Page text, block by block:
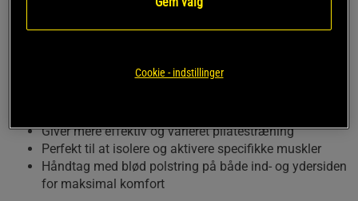
Med Casall Pilates Ring kan du styrke kroppen og nemt
Casall Pilates Ring – mere effektiv, sjovere og
Giver mere effektiv og varieret pilatestræning
Perfekt til at isolere og aktivere specifikke muskler
Håndtag med blød polstring på både ind- og ydersiden
for maksimal komfort
Cookie - indstillinger